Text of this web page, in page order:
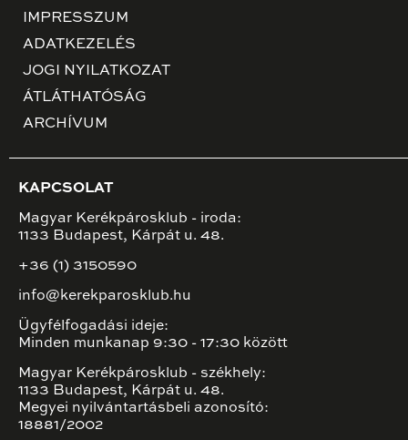
IMPRESSZUM
ADATKEZELÉS
JOGI NYILATKOZAT
ÁTLÁTHATÓSÁG
ARCHÍVUM
KAPCSOLAT
Magyar Kerékpárosklub - iroda:
1133 Budapest, Kárpát u. 48.
+36 (1) 3150590
info@kerekparosklub.hu
Ügyfélfogadási ideje:
Minden munkanap 9:30 - 17:30 között
Magyar Kerékpárosklub - székhely:
1133 Budapest, Kárpát u. 48.
Megyei nyilvántartásbeli azonosító:
18881/2002